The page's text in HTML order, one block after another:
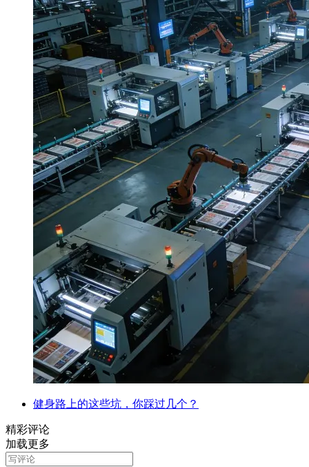
健身路上的这些坑，你踩过几个？
精彩评论
加载更多